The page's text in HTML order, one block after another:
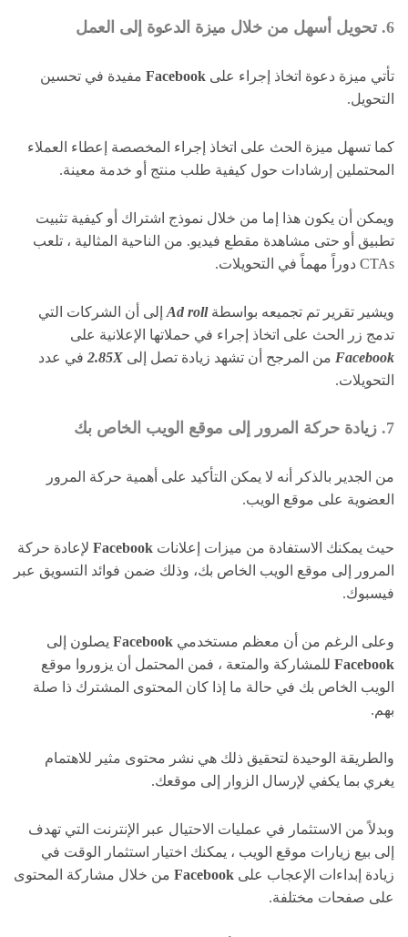
6. تحويل أسهل من خلال ميزة الدعوة إلى العمل
تأتي ميزة دعوة اتخاذ إجراء على Facebook مفيدة في تحسين
التحويل.
كما تسهل ميزة الحث على اتخاذ إجراء المخصصة إعطاء العملاء
المحتملين إرشادات حول كيفية طلب منتج أو خدمة معينة.
ويمكن أن يكون هذا إما من خلال نموذج اشتراك أو كيفية تثبيت
تطبيق أو حتى مشاهدة مقطع فيديو. من الناحية المثالية ، تلعب
CTAs دوراً مهماً في التحويلات.
ويشير تقرير تم تجميعه بواسطةAd roll إلى أن الشركات التي
تدمج زر الحث على اتخاذ إجراء في حملاتها الإعلانية على
Facebook من المرجح أن تشهد زيادة تصل إلى 2.85X في عدد
التحويلات.
7. زيادة حركة المرور إلى موقع الويب الخاص بك
من الجدير بالذكر أنه لا يمكن التأكيد على أهمية حركة المرور
العضوية على موقع الويب.
حيث يمكنك الاستفادة من ميزات إعلانات Facebook لإعادة حركة
المرور إلى موقع الويب الخاص بك، وذلك ضمن فوائد التسويق عبر
فيسبوك.
وعلى الرغم من أن معظم مستخدمي Facebook يصلون إلى
Facebook للمشاركة والمتعة ، فمن المحتمل أن يزوروا موقع
الويب الخاص بك في حالة ما إذا كان المحتوى المشترك ذا صلة
بهم.
والطريقة الوحيدة لتحقيق ذلك هي نشر محتوى مثير للاهتمام
يغري بما يكفي لإرسال الزوار إلى موقعك.
وبدلاً من الاستثمار في عمليات الاحتيال عبر الإنترنت التي تهدف
إلى بيع زيارات موقع الويب ، يمكنك اختيار استثمار الوقت في
زيادة إبداءات الإعجاب على Facebook من خلال مشاركة المحتوى
على صفحات مختلفة.